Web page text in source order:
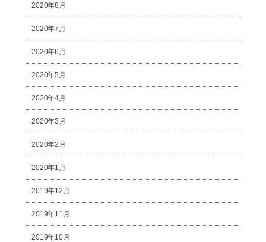
2020年8月
2020年7月
2020年6月
2020年5月
2020年4月
2020年3月
2020年2月
2020年1月
2019年12月
2019年11月
2019年10月